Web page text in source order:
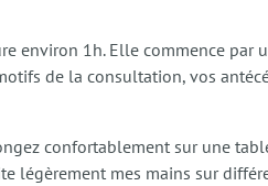
environ 1h. Elle commence par
de la consultation, vos
confortablement sur une
légèrement mes mains sur